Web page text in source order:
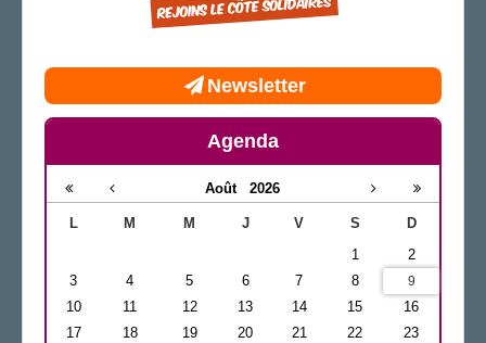
Newsletter
Agenda
Août 2026
L M M J V S
D
1
2
3
4 5 6 7 8 9
10 11 12 13 14 15
16
17
18 19 20 21 22
23